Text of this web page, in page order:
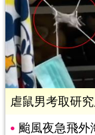
虐鼠男考取研
颱風夜急飛外